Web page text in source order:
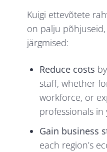
Kuigi ettevõtete
on palju
järgmised:
Reduce costs
staff, whether
workforce, or
professionals
Gain business
each region’s